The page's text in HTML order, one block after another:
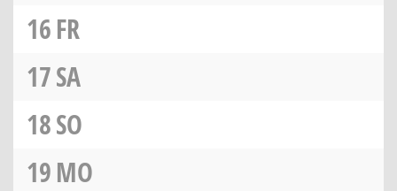
16FR
17SA
18SO
19MO